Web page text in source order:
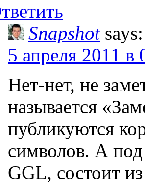
Snapshot says:
5 апреля 2011 в
Нет-нет, не
называется
публикуются
символов. А
GGL, состоит